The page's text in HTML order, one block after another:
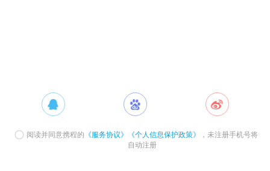
阅读并同意携程的 《服务协议》 《个人信息保护政策》
，未注册手机号将
自动注册